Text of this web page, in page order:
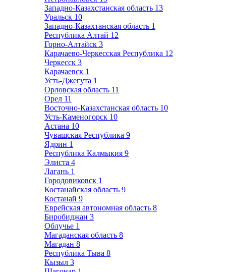
Западно-Казахстанская область 13
Уральск 10
Западно-Казахтанская область 1
Республика Алтай 12
Горно-Алтайск 3
Карачаево-Черкесская Республика 12
Черкесск 3
Карачаевск 1
Усть-Джегута 1
Орловская область 11
Орел 11
Восточно-Казахстанская область 10
Усть-Каменогорск 10
Астана 10
Чувашская Республика 9
Ядрин 1
Республика Калмыкия 9
Элиста 4
Лагань 1
Городовиковск 1
Костанайская область 9
Костанай 9
Еврейская автономная область 8
Биробиджан 3
Облучье 1
Магаданская область 8
Магадан 8
Республика Тыва 8
Кызыл 3